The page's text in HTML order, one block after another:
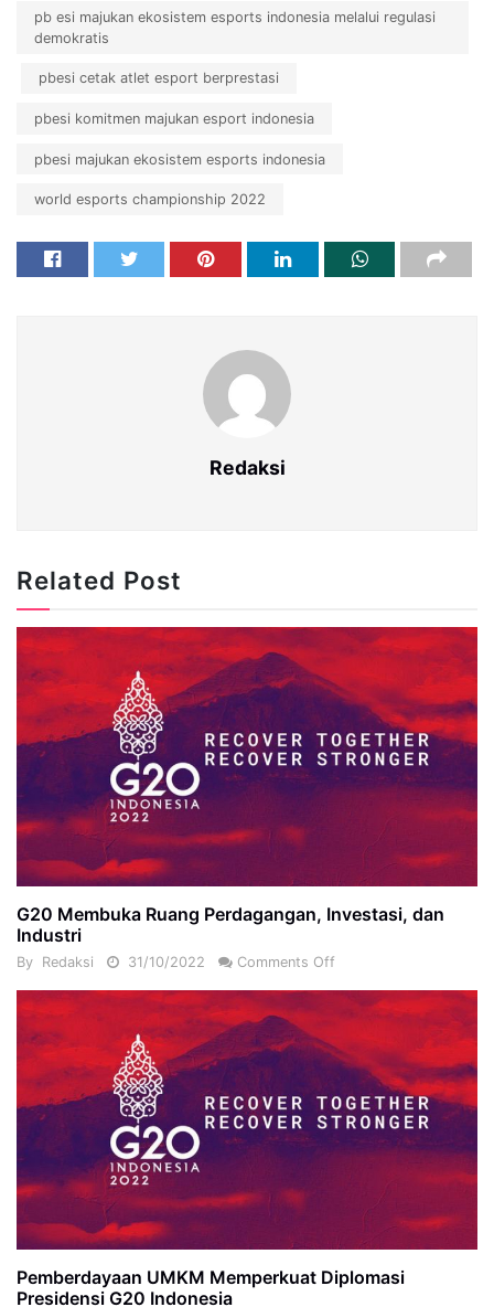
pb esi majukan ekosistem esports indonesia melalui regulasi
demokratis
pbesi cetak atlet esport berprestasi
pbesi komitmen majukan esport indonesia
pbesi majukan ekosistem esports indonesia
world esports championship 2022
Redaksi
Related Post
G20 Membuka Ruang Perdagangan, Investasi, dan
Industri
By Redaksi 31/10/2022 Comments Off
Pemberdayaan UMKM Memperkuat Diplomasi
Presidensi G20 Indonesia